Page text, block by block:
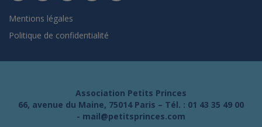
Mentions légales
Politique de confidentialité
Association Petits Princes
66, avenue du Maine, 75014 Paris – Tél. : 01 43 35 49 00
- mail@petitsprinces.com